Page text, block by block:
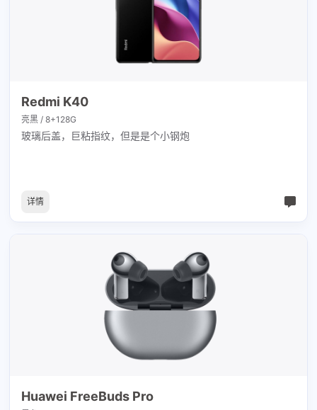
Redmi K40
亮黑 / 8+128G
玻璃后盖，巨粘指纹，但是是个小钢炮
详情
Huawei FreeBuds Pro